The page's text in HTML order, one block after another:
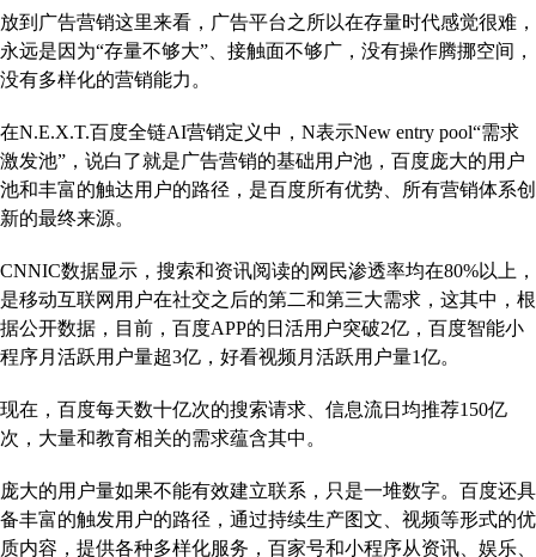
放到广告营销这里来看，广告平台之所以在存量时代感觉很难，
永远是因为“存量不够大”、接触面不够广，没有操作腾挪空间，
没有多样化的营销能力。
在N.E.X.T.百度全链AI营销定义中，N表示New entry pool“需求
激发池”，说白了就是广告营销的基础用户池，百度庞大的用户
池和丰富的触达用户的路径，是百度所有优势、所有营销体系创
新的最终来源。
CNNIC数据显示，搜索和资讯阅读的网民渗透率均在80%以上，
是移动互联网用户在社交之后的第二和第三大需求，这其中，根
据公开数据，目前，百度APP的日活用户突破2亿，百度智能小
程序月活跃用户量超3亿，好看视频月活跃用户量1亿。
现在，百度每天数十亿次的搜索请求、信息流日均推荐150亿
次，大量和教育相关的需求蕴含其中。
庞大的用户量如果不能有效建立联系，只是一堆数字。百度还具
备丰富的触发用户的路径，通过持续生产图文、视频等形式的优
质内容，提供各种多样化服务，百家号和小程序从资讯、娱乐、